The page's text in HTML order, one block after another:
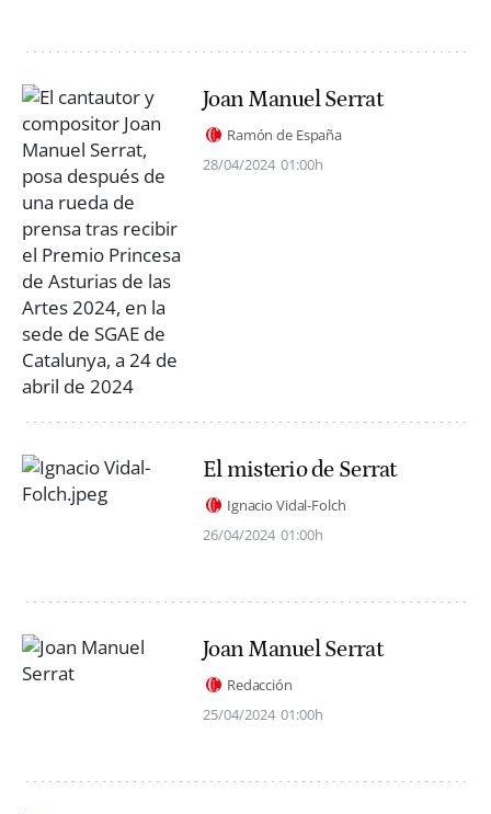
Joan Manuel Serrat
Ramón de España
28/04/2024 01:00h
El misterio de Serrat
Ignacio Vidal-Folch
26/04/2024 01:00h
Joan Manuel Serrat
Redacción
25/04/2024 01:00h